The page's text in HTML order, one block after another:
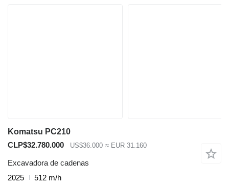
Komatsu PC210
CLP$32.780.000
US$36.000 ≈ EUR 31.160
Excavadora de cadenas
2025
512 m/h